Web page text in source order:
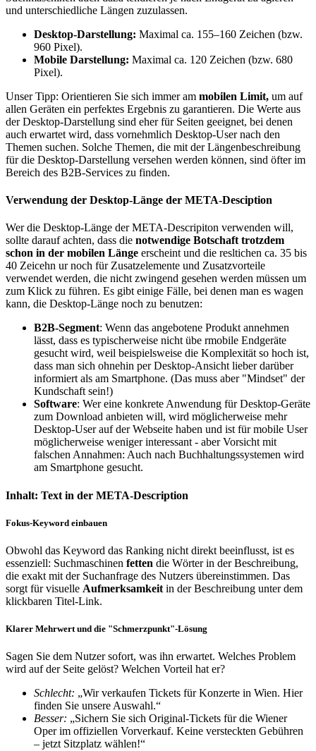
und unterschiedliche Längen zuzulassen.
Desktop-Darstellung: Maximal ca. 155–160 Zeichen (bzw.
960 Pixel).
Mobile Darstellung: Maximal ca. 120 Zeichen (bzw. 680
Pixel).
Unser Tipp: Orientieren Sie sich immer am mobilen Limit, um auf
allen Geräten ein perfektes Ergebnis zu garantieren. Die Werte aus
der Desktop-Darstellung sind eher für Seiten geeignet, bei denen
auch erwartet wird, dass vornehmlich Desktop-User nach den
Themen suchen. Solche Themen, die mit der Längenbeschreibung
für die Desktop-Darstellung versehen werden können, sind öfter im
Bereich des B2B-Services zu finden.
Verwendung der Desktop-Länge der META-Desciption
Wer die Desktop-Länge der META-Descripiton verwenden will,
sollte darauf achten, dass die notwendige Botschaft trotzdem
schon in der mobilen Länge erscheint und die resltichen ca. 35 bis
40 Zeicehn ur noch für Zusatzelemente und Zusatzvorteile
verwendet werden, die nicht zwingend gesehen werden müssen um
zum Klick zu führen. Es gibt einige Fälle, bei denen man es wagen
kann, die Desktop-Länge noch zu benutzen:
B2B-Segment: Wenn das angebotene Produkt annehmen
lässt, dass es typischerweise nicht übe rmobile Endgeräte
gesucht wird, weil beispielsweise die Komplexität so hoch ist,
dass man sich ohnehin per Desktop-Ansicht lieber darüber
informiert als am Smartphone. (Das muss aber "Mindset" der
Kundschaft sein!)
Software: Wer eine konkrete Anwendung für Desktop-Geräte
zum Download anbieten will, wird möglicherweise mehr
Desktop-User auf der Webseite haben und ist für mobile User
möglicherweise weniger interessant - aber Vorsicht mit
falschen Annahmen: Auch nach Buchhaltungssystemen wird
am Smartphone gesucht.
Inhalt: Text in der META-Description
Fokus-Keyword einbauen
Obwohl das Keyword das Ranking nicht direkt beeinflusst, ist es
essenziell: Suchmaschinen fetten die Wörter in der Beschreibung,
die exakt mit der Suchanfrage des Nutzers übereinstimmen. Das
sorgt für visuelle Aufmerksamkeit in der Beschreibung unter dem
klickbaren Titel-Link.
Klarer Mehrwert und die "Schmerzpunkt"-Lösung
Sagen Sie dem Nutzer sofort, was ihn erwartet. Welches Problem
wird auf der Seite gelöst? Welchen Vorteil hat er?
Schlecht: „Wir verkaufen Tickets für Konzerte in Wien. Hier
finden Sie unsere Auswahl.“
Besser: „Sichern Sie sich Original-Tickets für die Wiener
Oper im offiziellen Vorverkauf. Keine versteckten Gebühren
– jetzt Sitzplatz wählen!“